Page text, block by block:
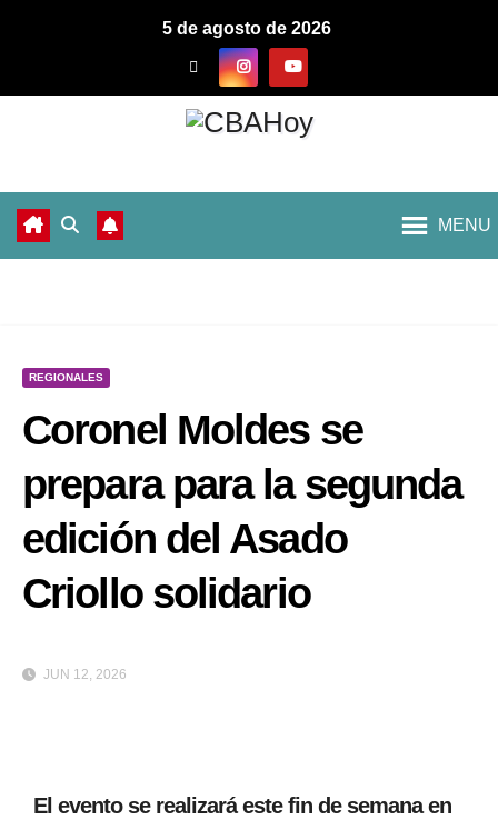
5 de agosto de 2026
MENU
REGIONALES
Coronel Moldes se
prepara para la segunda
edición del Asado
Criollo solidario
JUN 12, 2026
El evento se realizará este fin de semana en